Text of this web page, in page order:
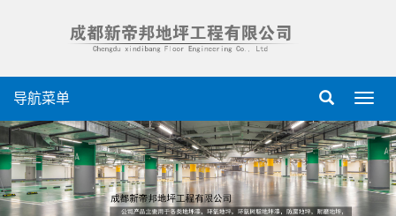
导
菜
单
导航菜单